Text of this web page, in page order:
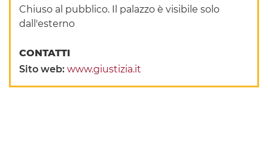
Chiuso al pubblico. Il palazzo è visibile solo
dall'esterno
CONTATTI
Sito web:www.giustizia.it